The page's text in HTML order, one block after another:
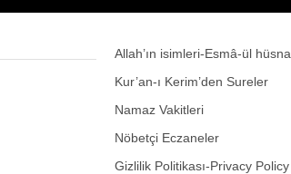
Allah’ın isimleri-Esmâ-ül hüsna
Kur’an-ı Kerim’den Sureler
Namaz Vakitleri
Nöbetçi Eczaneler
Gizlilik Politikası-Privacy Policy